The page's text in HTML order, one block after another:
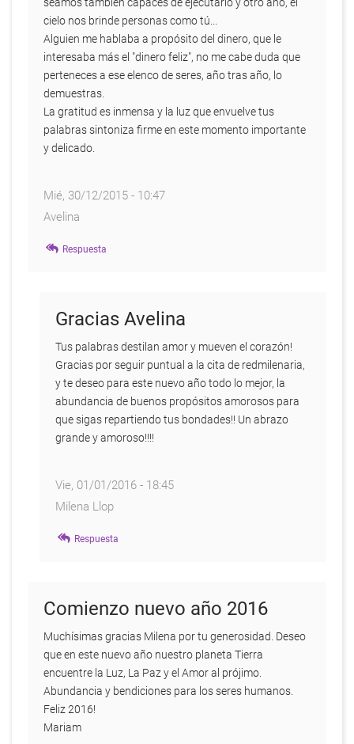
seamos también capaces de ejecutarlo y otro año, el
cielo nos brinde personas como tú...
Alguien me hablaba a propósito del dinero, que le
interesaba más el "dinero feliz", no me cabe duda que
perteneces a ese elenco de seres, año tras año, lo
demuestras.
La gratitud es inmensa y la luz que envuelve tus
palabras sintoniza firme en este momento importante
y delicado.
Mié, 30/12/2015 - 10:47
Avelina
Respuesta
Gracias Avelina
Tus palabras destilan amor y mueven el corazón!
Gracias por seguir puntual a la cita de redmilenaria,
y te deseo para este nuevo año todo lo mejor, la
abundancia de buenos propósitos amorosos para
que sigas repartiendo tus bondades!! Un abrazo
grande y amoroso!!!!
Vie, 01/01/2016 - 18:45
Milena Llop
respuesta
año,
fin
desamor
recomiezo
por
Respuesta
Comienzo nuevo año 2016
Muchísimas gracias Milena por tu generosidad. Deseo
que en este nuevo año nuestro planeta Tierra
encuentre la Luz, La Paz y el Amor al prójimo.
Abundancia y bendiciones para los seres humanos.
Feliz 2016!
Mariam